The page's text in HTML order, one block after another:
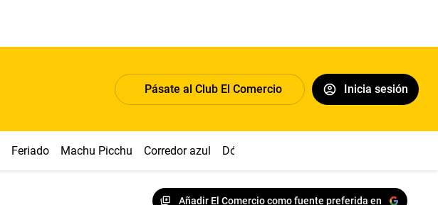
Pásate al Club El Comercio Inicia sesión
Feriado Machu Picchu Corredor azul Dólar
Añadir El Comercio como fuente preferida en